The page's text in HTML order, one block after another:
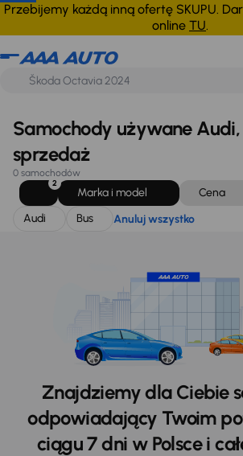
Przebijemy każdą inną ofertę SKUPU.
online TU.
Audi Bus Anuluj wszystko
Samochody używane Audi,
sprzedaż
0 samochodów
2
Marka i model Cena
Audi
Bus Anuluj wszystko
Znajdziemy dla Ciebie
odpowiadający Twoim
ciągu 7 dni w Polsce i